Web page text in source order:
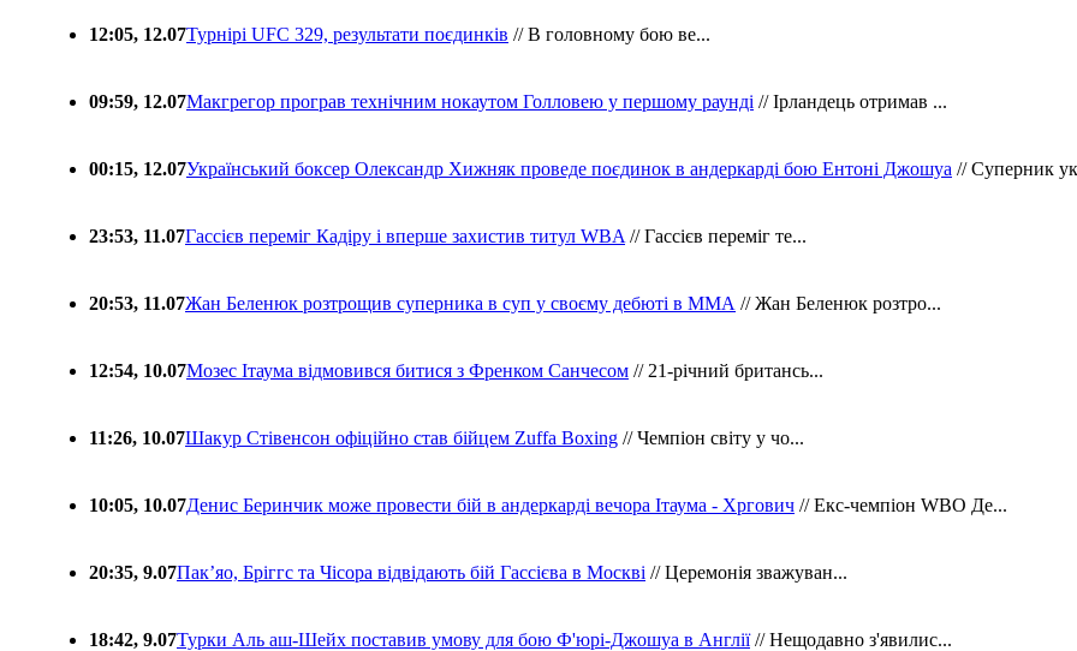
12:05, 12.07Турнірі UFC 329, результати поєдинків // В головному бою ве...
09:59, 12.07Макгрегор програв технічним нокаутом Голловею у першому раунді // Ірландець отримав ...
00:15, 12.07Український боксер Олександр Хижняк проведе поєдинок в андеркарді бою Ентоні Джошуа // Суперник
23:53, 11.07Гассієв переміг Кадіру і вперше захистив титул WBA // Гассієв переміг те...
20:53, 11.07Жан Беленюк розтрощив суперника в суп у своєму дебюті в ММА // Жан Беленюк розтро...
12:54, 10.07Мозес Ітаума відмовився битися з Френком Санчесом // 21-річний британсь...
11:26, 10.07Шакур Стівенсон офіційно став бійцем Zuffa Boxing // Чемпіон світу у чо...
10:05, 10.07Денис Беринчик може провести бій в андеркарді вечора Ітаума - Хргович // Екс-чемпіон WBO Де...
20:35, 9.07Пакʼяо, Бріггс та Чісора відвідають бій Гассієва в Москві // Церемонія зважуван...
18:42, 9.07Турки Аль аш-Шейх поставив умову для бою Ф'юрі-Джошуа в Англії// Нещодавно з'явилис...